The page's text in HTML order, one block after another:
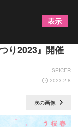
定で各所に満
り2023』開催
SPICER
2023.2.8
次の画像
表示